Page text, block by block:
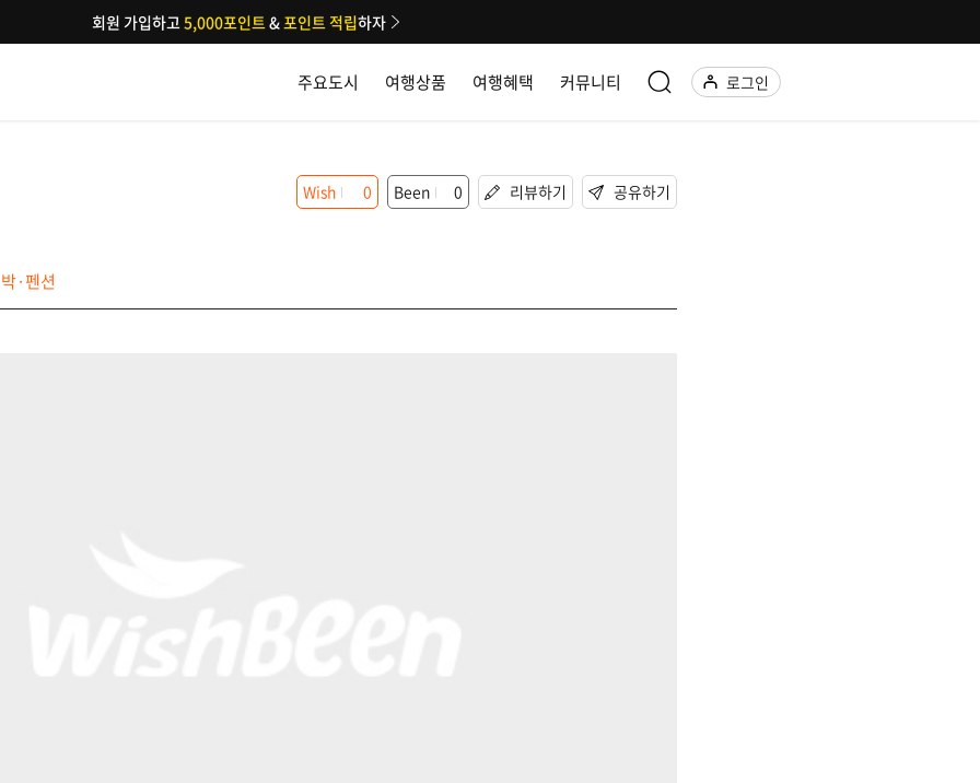
주요도시 여행상품 여행혜택 커뮤니티 로그인
회원 가입하고5,000포인트&포인트 적립하자
·펜션
Wish 0 Been 0 리뷰하기 공유하기